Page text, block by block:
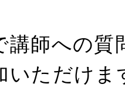
講師への
いただけま